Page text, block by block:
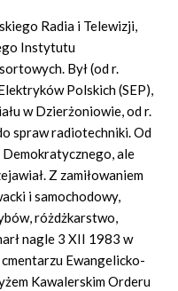
Radia i Telewizji,
Instytutu
Był (od r.
Polskich (SEP),
w Dzierżoniowie, od r.
spraw radiotechniki. Od
Demokratycznego, ale
Z zamiłowaniem
i samochodowy,
różdżkarstwo,
nagle 3 XII 1983 w
Ewangelicko-
Kawalerskim Orderu